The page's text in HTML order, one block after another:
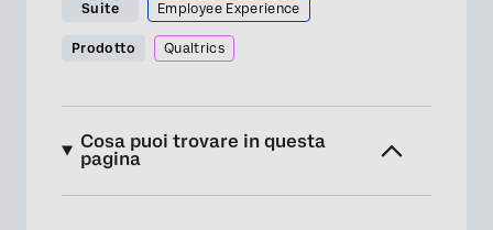
Suite Employee Experience
Prodotto Qualtrics
Cosa puoi trovare in questa
pagina